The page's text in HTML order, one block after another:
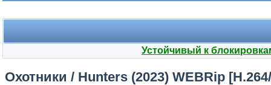
Устойчивый к
Охотники / Hunters (2023) WEBRip